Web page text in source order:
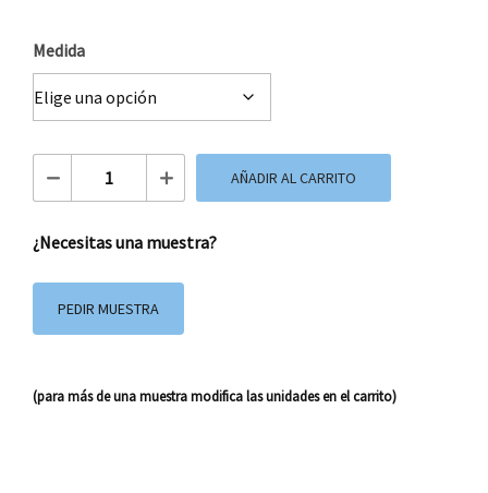
Medida
Bolsa de Papel Lux Naranja cantidad
AÑADIR AL CARRITO
¿Necesitas una muestra?
PEDIR MUESTRA
(para más de una muestra modifica las unidades en el carrito)